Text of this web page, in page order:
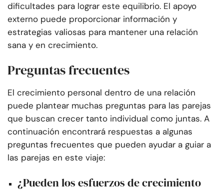
dificultades para lograr este equilibrio. El apoyo
externo puede proporcionar información y
estrategias valiosas para mantener una relación
sana y en crecimiento.
Preguntas frecuentes
El crecimiento personal dentro de una relación
puede plantear muchas preguntas para las parejas
que buscan crecer tanto individual como juntas. A
continuación encontrará respuestas a algunas
preguntas frecuentes que pueden ayudar a guiar a
las parejas en este viaje:
¿Pueden los esfuerzos de crecimiento